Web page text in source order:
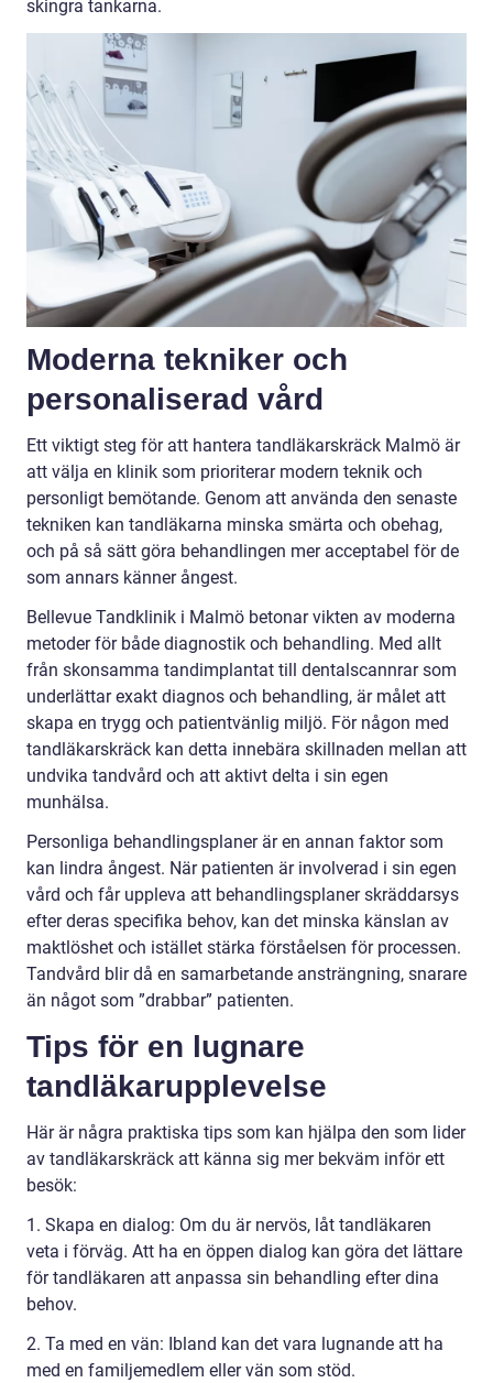
skingra tankarna.
Moderna tekniker och
personaliserad vård
Ett viktigt steg för att hantera tandläkarskräck Malmö är
att välja en klinik som prioriterar modern teknik och
personligt bemötande. Genom att använda den senaste
tekniken kan tandläkarna minska smärta och obehag,
och på så sätt göra behandlingen mer acceptabel för de
som annars känner ångest.
Bellevue Tandklinik i Malmö betonar vikten av moderna
metoder för både diagnostik och behandling. Med allt
från skonsamma tandimplantat till dentalscannrar som
underlättar exakt diagnos och behandling, är målet att
skapa en trygg och patientvänlig miljö. För någon med
tandläkarskräck kan detta innebära skillnaden mellan att
undvika tandvård och att aktivt delta i sin egen
munhälsa.
Personliga behandlingsplaner är en annan faktor som
kan lindra ångest. När patienten är involverad i sin egen
vård och får uppleva att behandlingsplaner skräddarsys
efter deras specifika behov, kan det minska känslan av
maktlöshet och istället stärka förståelsen för processen.
Tandvård blir då en samarbetande ansträngning, snarare
än något som ”drabbar” patienten.
Tips för en lugnare
tandläkarupplevelse
Här är några praktiska tips som kan hjälpa den som lider
av tandläkarskräck att känna sig mer bekväm inför ett
besök:
1. Skapa en dialog: Om du är nervös, låt tandläkaren
veta i förväg. Att ha en öppen dialog kan göra det lättare
för tandläkaren att anpassa sin behandling efter dina
behov.
2. Ta med en vän: Ibland kan det vara lugnande att ha
med en familjemedlem eller vän som stöd.